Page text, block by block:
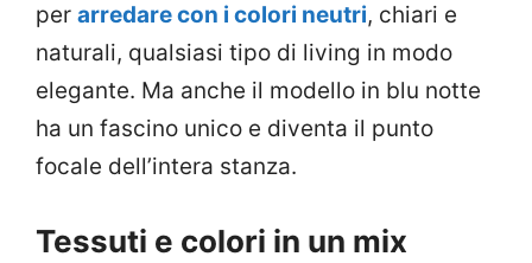
per arredare con i colori neutri, chiari e
naturali, qualsiasi tipo di living in modo
elegante. Ma anche il modello in blu notte
ha un fascino unico e diventa il punto
focale dell’intera stanza.
Tessuti e colori in un mix